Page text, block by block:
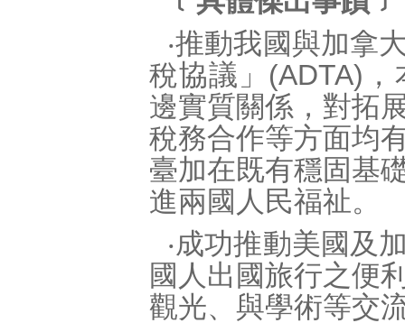
‧推動我國與加拿
稅協議」(ADTA)
邊實質關係，對拓
稅務合作等方面均
臺加在既有穩固基
進兩國人民福祉。
‧成功推動美國及
國人出國旅行之便
觀光、與學術等交